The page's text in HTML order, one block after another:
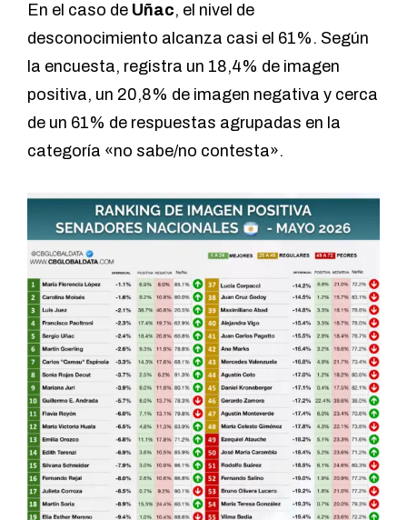
En el caso de Uñac, el nivel de
desconocimiento alcanza casi el 61%. Según
la encuesta, registra un 18,4% de imagen
positiva, un 20,8% de imagen negativa y cerca
de un 61% de respuestas agrupadas en la
categoría «no sabe/no contesta».